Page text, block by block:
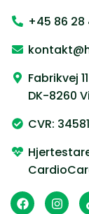
+45 86 28
Fabrikvej
DK-8260
CVR: